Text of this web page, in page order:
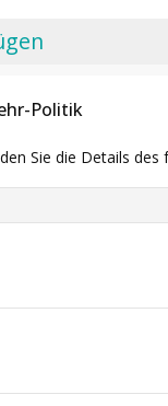
Politik
Sie die Details